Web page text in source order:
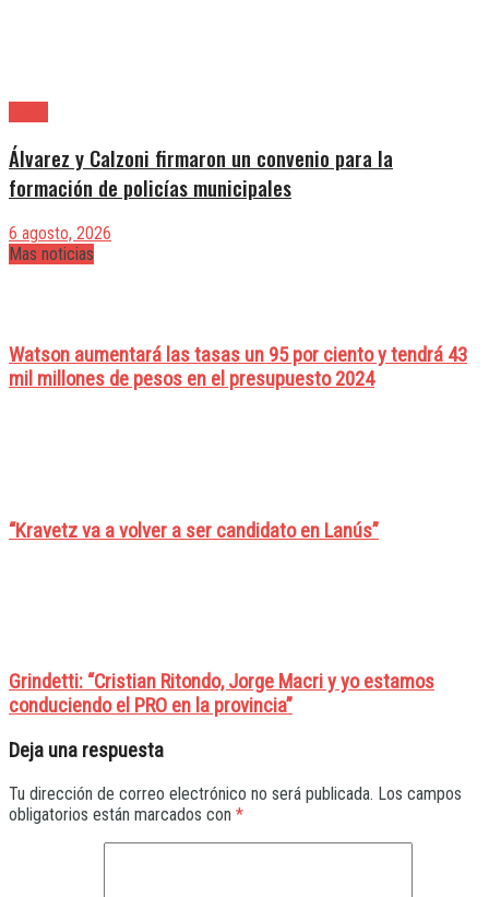
Álvarez y Calzoni firmaron un convenio para la
formación de policías municipales
6 agosto, 2026
Mas noticias
Watson aumentará las tasas un 95 por ciento y tendrá 43
mil millones de pesos en el presupuesto 2024
“Kravetz va a volver a ser candidato en Lanús”
Grindetti: “Cristian Ritondo, Jorge Macri y yo estamos
conduciendo el PRO en la provincia”
Deja una respuesta
Tu dirección de correo electrónico no será publicada. Los campos
obligatorios están marcados con *